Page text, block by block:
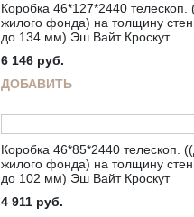
Коробка 46*127*2440 телескоп.
жилого фонда) на толщину
до 134 мм) Эш Вайт Кроскут
6 146 руб.
ДОБАВИТЬ
Коробка 46*85*2440 телескоп.
жилого фонда) на толщину
до 102 мм) Эш Вайт Кроскут
4 911 руб.